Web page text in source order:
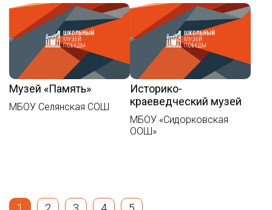
Музей «Память»
МБОУ Селянская СОШ
Историко-
краеведческий музей
МБОУ «Сидорковская
ООШ»